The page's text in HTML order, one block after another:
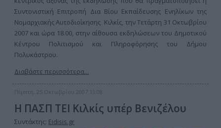
Συντονιστική Επιτροπή Δια Βίου Εκπαίδευσης Ενηλίκων της
Νομαρχιακής Αυτοδιοίκησης Κιλκίς, την Τετάρτη 31 Οκτωβρίου
2007 και ώρα 18.00, στην αίθουσα εκδηλώσεων του Δημοτικού
Κέντρου Πολιτισμού και Πληροφόρησης του Δήμου
Πολυκάστρου.
Διαβάστε περισσότερα...
Πέμπτη, 25 Οκτωβρίου 2007 13:08
Η ΠΑΣΠ ΤΕΙ Κιλκίς υπέρ Βενιζέλου
Συντάκτης: Eidisis.gr